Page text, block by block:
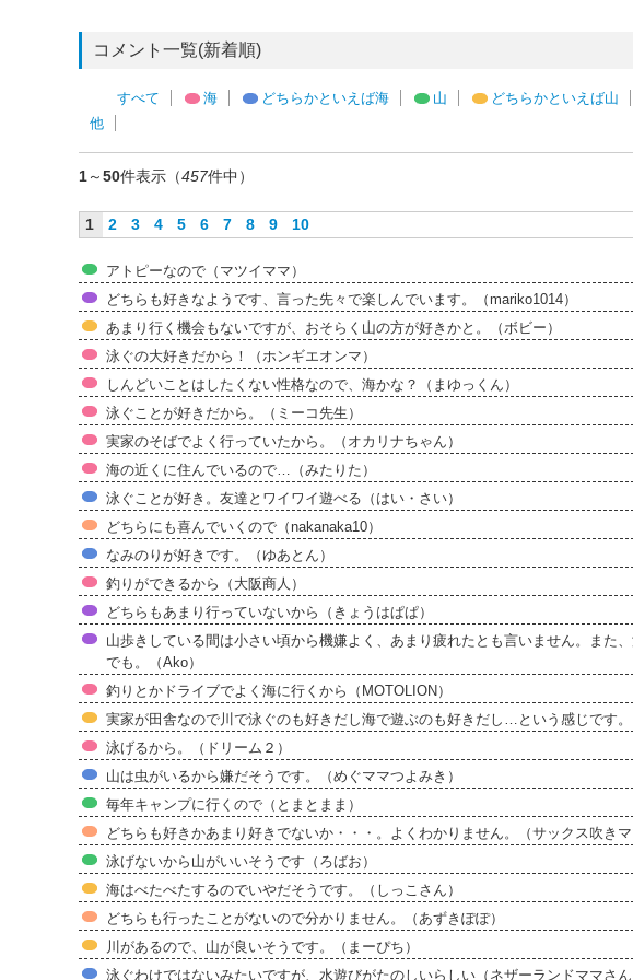
コメント一覧(新着順)
すべて 海 どちらかといえば海 山 どちらかといえば山
他
1～50件表示（457件中）
1 2 3 4 5 6 7 8 9 10
アトピーなので（マツイママ）
どちらも好きなようです、言った先々で楽しんでいます。（mariko1014）
あまり行く機会もないですが、おそらく山の方が好きかと。（ボビー）
泳ぐの大好きだから！（ホンギエオンマ）
しんどいことはしたくない性格なので、海かな？（まゆっくん）
泳ぐことが好きだから。（ミーコ先生）
実家のそばでよく行っていたから。（オカリナちゃん）
海の近くに住んでいるので…（みたりた）
泳ぐことが好き。友達とワイワイ遊べる（はい・さい）
どちらにも喜んでいくので（nakanaka10）
なみのりが好きです。（ゆあとん）
釣りができるから（大阪商人）
どちらもあまり行っていないから（きょうはぱぱ）
山歩きしている間は小さい頃から機嫌よく、あまり疲れたとも言いません。また
でも。（Ako）
釣りとかドライブでよく海に行くから（MOTOLION）
実家が田舎なので川で泳ぐのも好きだし海で遊ぶのも好きだし…という感じです。
泳げるから。（ドリーム２）
山は虫がいるから嫌だそうです。（めぐママつよみき）
毎年キャンプに行くので（とまとまま）
どちらも好きかあまり好きでないか・・・。よくわかりません。（サックス吹きマ
泳げないから山がいいそうです（ろばお）
海はべたべたするのでいやだそうです。（しっこさん）
どちらも行ったことがないので分かりません。（あずきぽぽ）
川があるので、山が良いそうです。（まーぴち）
泳ぐわけではないみたいですが、水遊びがたのしいらしい（ネザーランドママさん